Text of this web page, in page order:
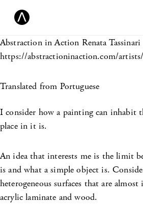
Abstraction in Action Renata Tassinari
https://abstractioninaction.com/
Translated from Portuguese
I consider how a painting can inhabit
place in it is.
An idea that interests me is the limit
is and what a simple object is.
heterogeneous surfaces that are
acrylic laminate and wood.